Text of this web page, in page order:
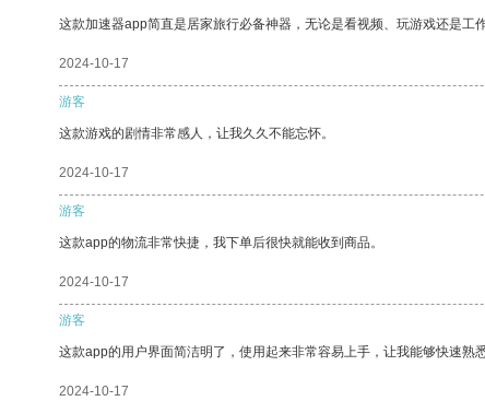
这款加速器app简直是居家旅行必备神器，无论是看视频、玩游戏还是工
2024-10-17
游客
这款游戏的剧情非常感人，让我久久不能忘怀。
2024-10-17
游客
这款app的物流非常快捷，我下单后很快就能收到商品。
2024-10-17
游客
这款app的用户界面简洁明了，使用起来非常容易上手，让我能够快速熟
2024-10-17